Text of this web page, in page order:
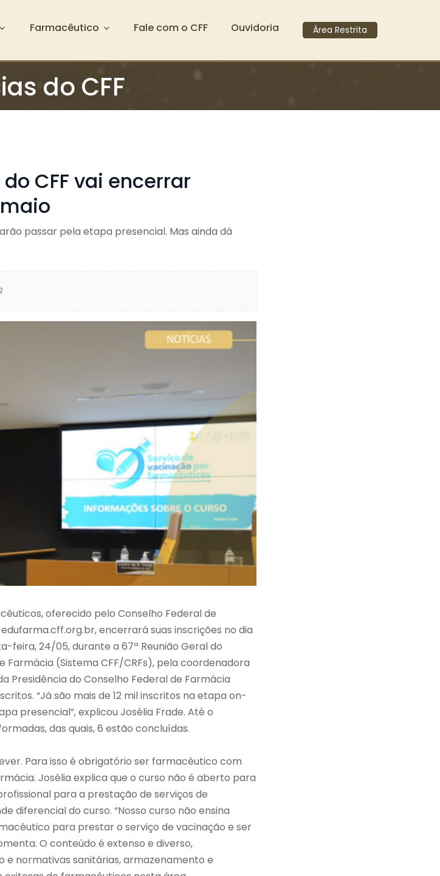
Farmacêutico Fale com o CFF Ouvidoria Área Restrita
do CFF
CFF vai encerrar
passar pela etapa presencial. Mas ainda dá
oferecido pelo Conselho Federal de
encerrará suas inscrições no dia
feira, 24/05, durante a 67ª Reunião Geral do
Farmácia (Sistema CFF/CRFs), pela coordenadora
Presidência do Conselho Federal de Farmácia
“Já são mais de 12 mil inscritos na etapa on-
presencial”, explicou Josélia Frade. Até o
das quais, 6 estão concluídas.
Para isso é obrigatório ser farmacêutico com
Josélia explica que o curso não é aberto para
para a prestação de serviços de
diferencial do curso. “Nosso curso não ensina
para prestar o serviço de vacinação e ser
O conteúdo é extenso e diverso,
normativas sanitárias, armazenamento e